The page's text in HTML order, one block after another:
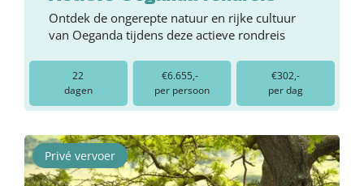
Ontdek de ongerepte natuur en rijke cultuur
van Oeganda tijdens deze actieve rondreis
22
dagen
€6.655,-
per persoon
€302,-
per dag
Privé vervoer